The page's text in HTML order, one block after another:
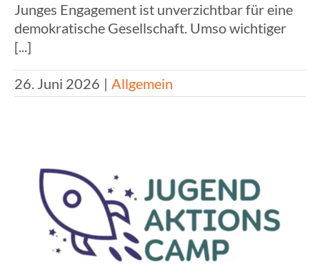
Junges Engagement ist unverzichtbar für eine
demokratische Gesellschaft. Umso wichtiger
[...]
26. Juni 2026 | Allgemein